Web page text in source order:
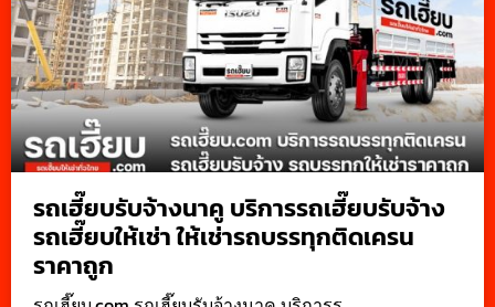
รถเฮี๊ยบรับจ้างนาคู บริการรถเฮี๊ยบรับจ้าง
รถเฮี๊ยบให้เช่า ให้เช่ารถบรรทุกติดเครน
ราคาถูก